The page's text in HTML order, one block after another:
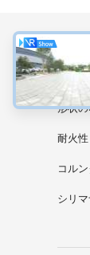
カ
形状
耐火
コル
製品
シリ